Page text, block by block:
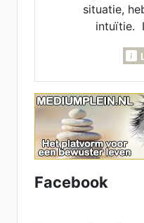
situatie,
intuïtie.
kan voor je
inzichtkaarten
voor
toekomst.
samen
Facebook